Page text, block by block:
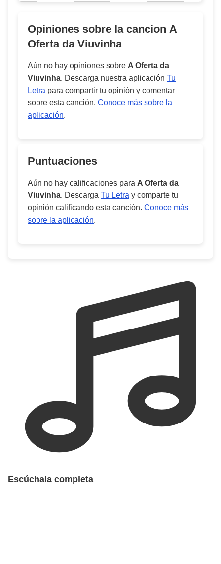
Opiniones sobre la cancion A
Oferta da Viuvinha
Aún no hay opiniones sobre A Oferta da
Viuvinha. Descarga nuestra aplicación Tu
Letra para compartir tu opinión y comentar
sobre esta canción. Conoce más sobre la
aplicación.
Puntuaciones
Aún no hay calificaciones para A Oferta da
Viuvinha. Descarga Tu Letra y comparte tu
opinión calificando esta canción. Conoce más
sobre la aplicación.
Escúchala completa